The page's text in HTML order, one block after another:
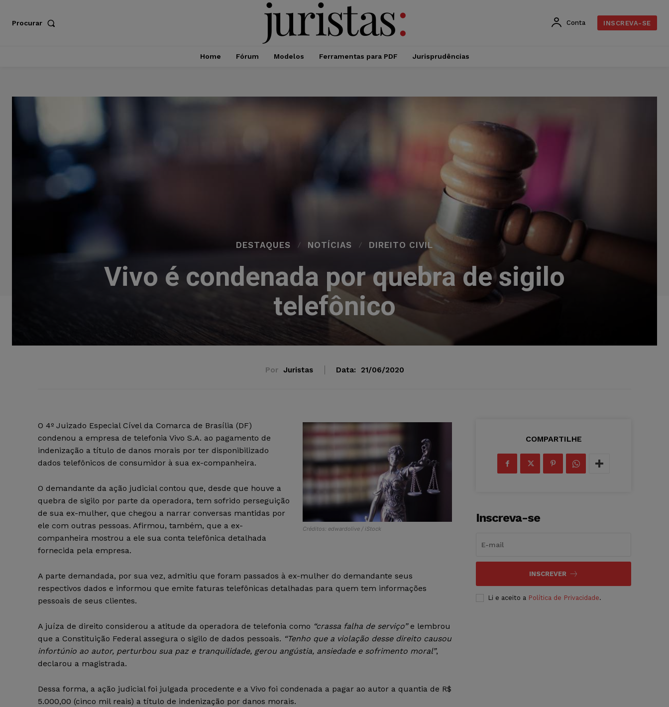
Procurar Conta INSCREVA-SE
Home Fórum Modelos Ferramentas para PDF Jurisprudências
DESTAQUES NOTÍCIAS DIREITO CIVIL
Vivo é condenada por quebra de sigilo
telefônico
Por Juristas Data: 21/06/2020
Créditos: edwardolive / iStock
O 4º Juizado Especial Cível da Comarca de Brasília (DF)
condenou a empresa de telefonia Vivo S.A. ao pagamento de
indenização a título de danos morais por ter disponibilizado
dados telefônicos de consumidor à sua ex-companheira.
O demandante da ação judicial contou que, desde que houve a
quebra de sigilo por parte da operadora, tem sofrido perseguição
de sua ex-mulher, que chegou a narrar conversas mantidas por
ele com outras pessoas. Afirmou, também, que a ex-
companheira mostrou a ele sua conta telefônica detalhada
fornecida pela empresa.
A parte demandada, por sua vez, admitiu que foram passados à ex-mulher do demandante seus
respectivos dados e informou que emite faturas telefônicas detalhadas para quem tem informações
pessoais de seus clientes.
A juíza de direito considerou a atitude da operadora de telefonia como “crassa falha de serviço”e lembrou
que a Constituição Federal assegura o sigilo de dados pessoais. “Tenho que a violação desse direito causou
infortúnio ao autor, perturbou sua paz e tranquilidade, gerou angústia, ansiedade e sofrimento moral”,
declarou a magistrada.
Dessa forma, a ação judicial foi julgada procedente e a Vivo foi condenada a pagar ao autor a quantia de R$
5.000,00 (cinco mil reais) a título de indenização por danos morais.
COMPARTILHE
Inscreva-se
INSCREVER
Li e aceito a Política de Privacidade.